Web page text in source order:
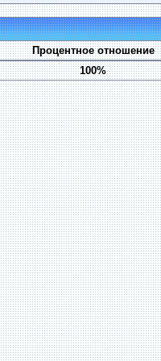
Процентное отношение
100%